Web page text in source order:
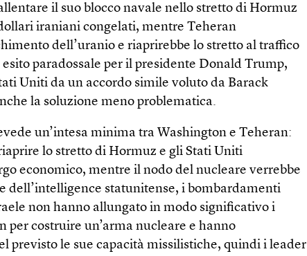
il suo blocco navale nello stretto di Hormuz
iraniani congelati, mentre Teheran
dell’uranio e riaprirebbe lo stretto al traffico
paradossale per il presidente Donald Trump,
Uniti da un accordo simile voluto da Barack
la soluzione meno problematica.
un’intesa minima tra Washington e Teheran:
lo stretto di Hormuz e gli Stati Uniti
economico, mentre il nodo del nucleare verrebbe
dell’intelligence statunitense, i bombardamenti
non hanno allungato in modo significativo i
per costruire un’arma nucleare e hanno
previsto le sue capacità missilistiche, quindi i leader